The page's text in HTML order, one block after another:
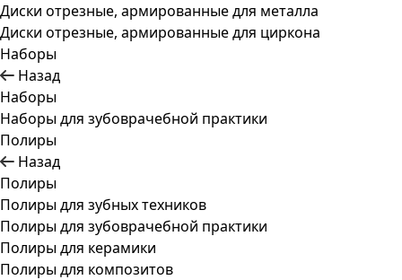
Диски отрезные, армированные для металла
Диски отрезные, армированные для циркона
Наборы
Назад
Наборы
Наборы для зубоврачебной практики
Полиры
Назад
Полиры
Полиры для зубных техников
Полиры для зубоврачебной практики
Полиры для керамики
Полиры для композитов